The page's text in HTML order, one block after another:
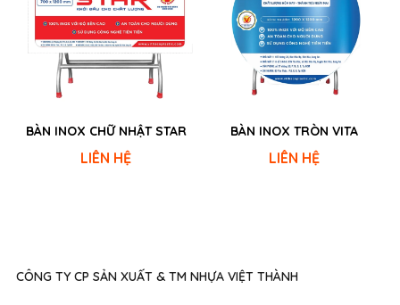
BÀN INOX CHỮ NHẬT STAR
LIÊN HỆ
BÀN INOX TRÒN VITA
LIÊN HỆ
CÔNG TY CP SẢN XUẤT & TM NHỰA VIỆT THÀNH